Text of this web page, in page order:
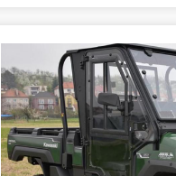
022CAT0026A:
022CAT0027(A):
022CAT0028: Door
022CAT0044: Wiper
022CAT0045:
42S08U01S02:
fuse kit
Image shown is
PRO-DX Hard Cabin
Sliding Windows.